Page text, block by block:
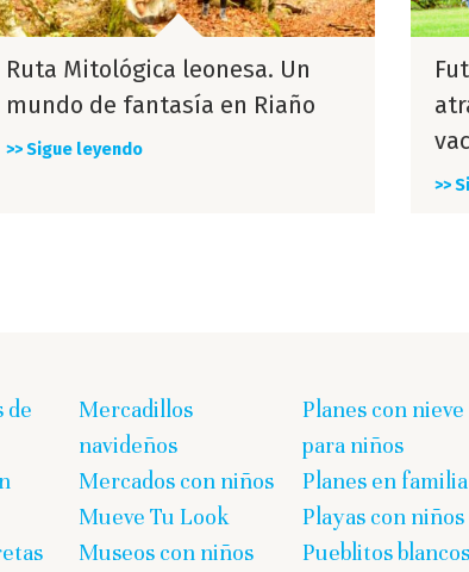
Ruta Mitológica leonesa. Un
mundo de fantasía en Riaño
>> Sigue leyendo
>>
de
Mercadillos
navideños
Mercados con niños
Mueve Tu Look
Museos con niños
Planes con nieve
para niños
Planes en familia
Playas con niños
Pueblitos